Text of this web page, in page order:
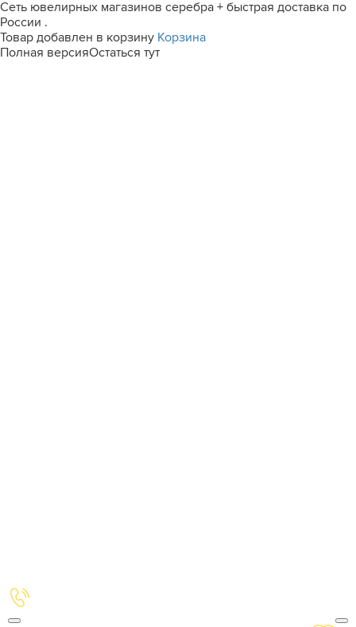
Сеть ювелирных магазинов серебра + быстрая доставка по
России .
Товар добавлен в корзину Корзина
Полная версияОстаться тут